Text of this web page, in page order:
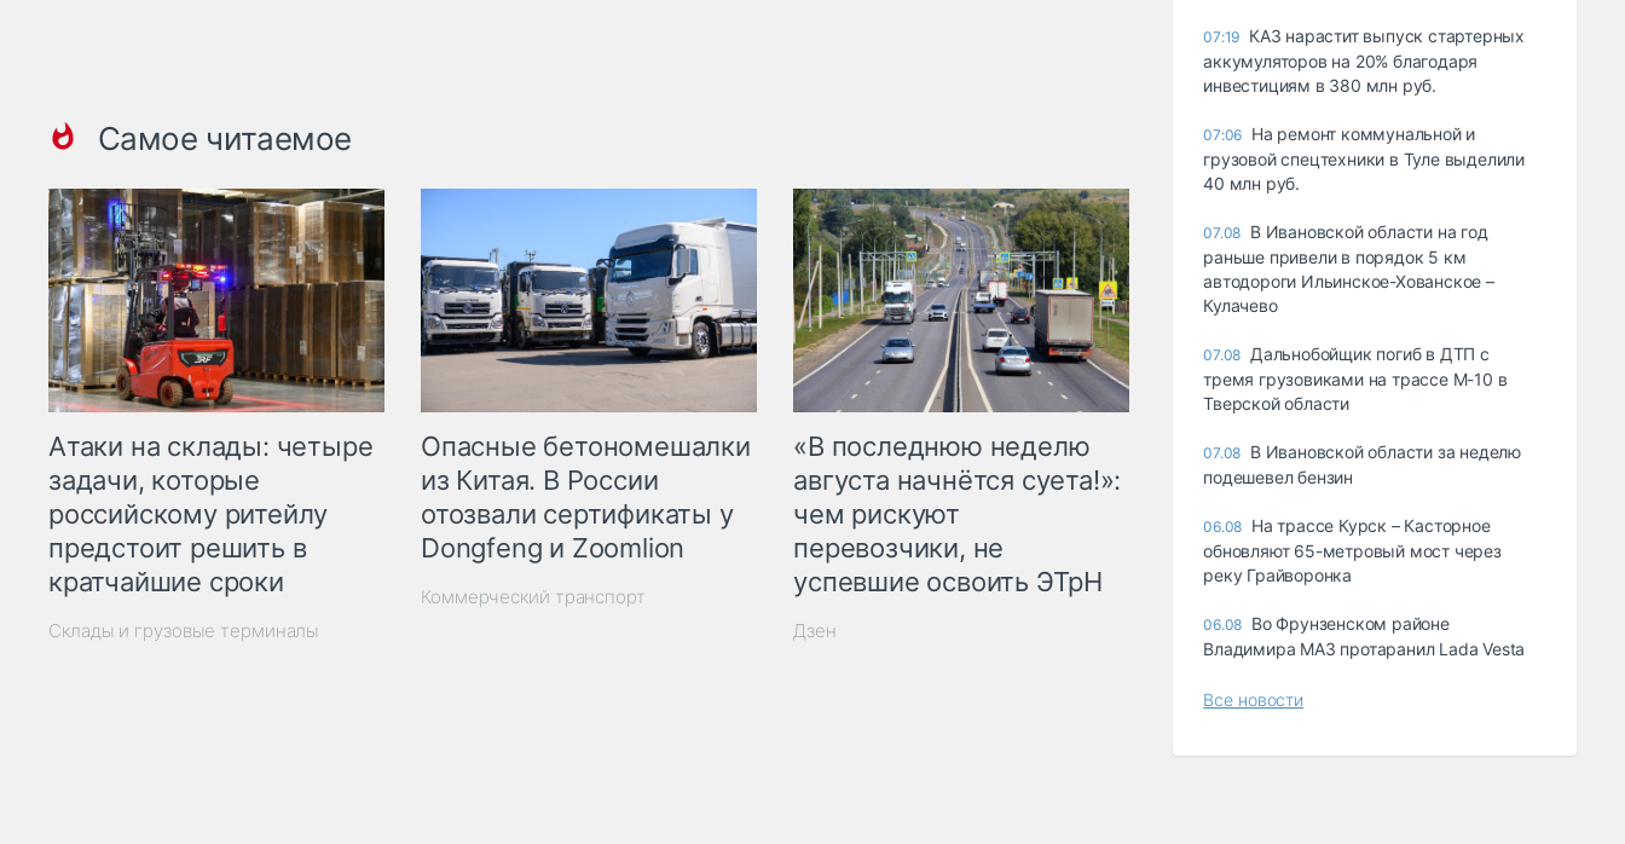
Самое читаемое
Атаки на склады: четыре
задачи, которые
российскому ритейлу
предстоит решить в
кратчайшие сроки
Склады и грузовые терминалы
Опасные бетономешалки
из Китая. В России
отозвали сертификаты у
Dongfeng и Zoomlion
Коммерческий транспорт
«В последнюю неделю
августа начнётся суета!»:
чем рискуют
перевозчики, не
успевшие освоить ЭТрН
Дзен
07:19 КАЗ нарастит выпуск стартерных
аккумуляторов на 20% благодаря
инвестициям в 380 млн руб.
07:06 На ремонт коммунальной и
грузовой спецтехники в Туле выделили
40 млн руб.
07.08 В Ивановской области на год
раньше привели в порядок 5 км
автодороги Ильинское-Хованское –
Кулачево
07.08 Дальнобойщик погиб в ДТП с
тремя грузовиками на трассе М-10 в
Тверской области
07.08 В Ивановской области за неделю
подешевел бензин
06.08 На трассе Курск – Касторное
обновляют 65-метровый мост через
реку Грайворонка
06.08 Во Фрунзенском районе
Владимира МАЗ протаранил Lada Vesta
Все новости